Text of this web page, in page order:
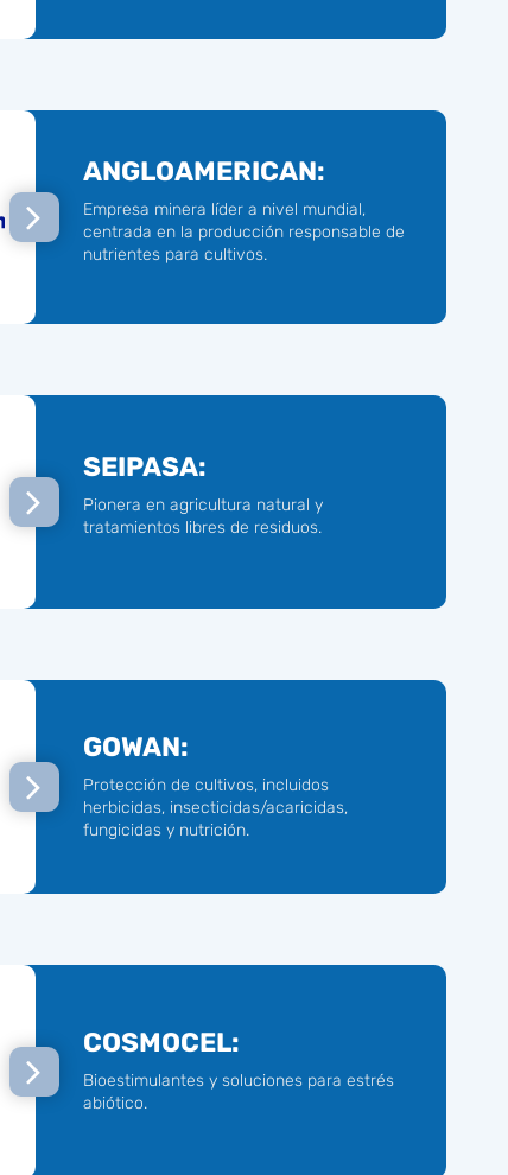
ANGLOAMERICAN:
Empresa minera líder a nivel mundial,
centrada en la producción responsable de
nutrientes para cultivos.
SEIPASA:
Pionera en agricultura natural y
tratamientos libres de residuos.
GOWAN:
Protección de cultivos, incluidos
herbicidas, insecticidas/acaricidas,
fungicidas y nutrición.
COSMOCEL:
Bioestimulantes y soluciones para estrés
abiótico.